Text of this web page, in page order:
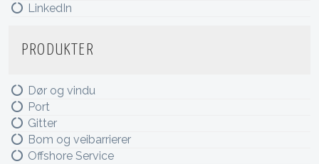
LinkedIn
PRODUKTER
Dør og vindu
Port
Gitter
Bom og veibarrierer
Offshore Service